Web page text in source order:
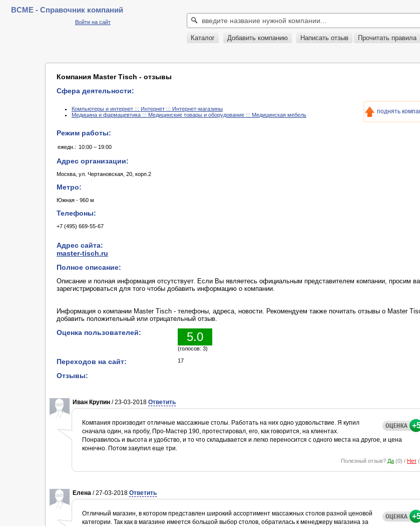
BCME - Справочник компаний
Войти на сайт
Каталог Добавить компанию Написать отзыв Прочитать правила
Компания Master Tisch - отзывы
Сфера деятельности:
Компьютеры и интернет ::: Интернет ::: Интернет-магазины
Медицина и фармацевтика ::: Медицинские товары и оборудование ::: Медицинская мебель
поднять
Режим работы:
ежедн.: 10:00 – 19:00
Адрес организации:
Москва, ул. Чертановская, 20, корп.2
Метро:
Южная - 960 м
Телефоны:
+7 (495) 669-55-67
Адрес сайта:
master-tisch.ru
Полное описание:
Описание и полная информация отсутствует. Если Вы являетесь официальным представителем компании, просим
зарегистрироваться для того чтобы добавить информацию о компании.
Информация о компании Master Tisch - телефоны, адреса, новости. Рекомендуем также почитать отзывы о Master
добавить положительный или отрицательный отзыв.
Оценка пользователей: 5.0
(голосов: 3)
Переходов на сайт: 17
Отзывы:
Иван Крупин / 23-03-2018 Ответить
Компания производит отличные массажные столы. Работать на них одно удовольствие. Я купил
сначала один, на пробу, Про-Мастер 190, протестировал, его, как говорится, на клиентах.
Понравилось и высота и удобство, и то что складывается и легко переносится с одного места на другое, и цена
конечно. Потом закупил еще три.
Полезный отзыв? Да (0) / Нет (
Елена / 27-03-2018 Ответить
Отличный магазин, в котором представлен широкий ассортимент массажных столов разной ценовой
категории. Так как в магазине имеется большой выбор столов, обратилась к менеджеру магазина за